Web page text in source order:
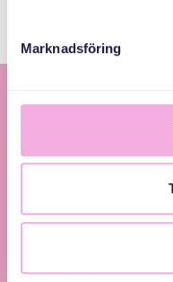
Marknadsföring
Svenska med baby